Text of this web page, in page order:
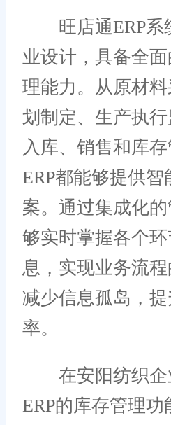
旺店通ERP系
业设计，具备全
理能力。从原材
划制定、生产执
入库、销售和库
ERP都能够提供
案。通过集成化
够实时掌握各个
息，实现业务流程
减少信息孤岛，
率。
在安阳纺织企
ERP的库存管理功